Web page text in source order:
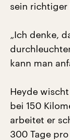
sein richtiger
„Ich denke,
kann man
Heyde
bei 150
arbeitet er
300 Tage